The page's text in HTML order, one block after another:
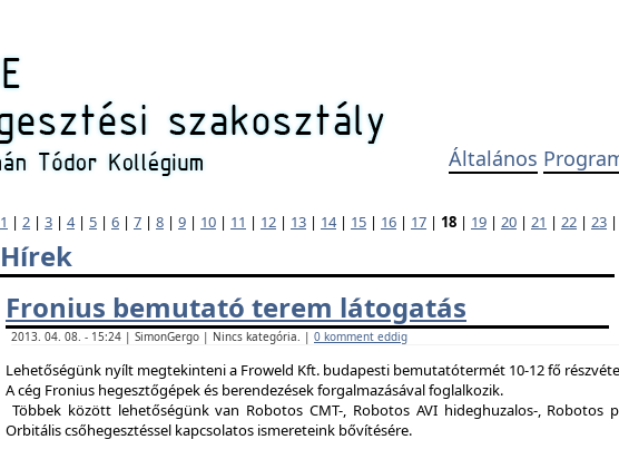
Általános
1 | 2 | 3 | 4| 5 | 6 | 7 | 8 | 9 | 10 | 11 | 12 | 13 | 14| 15 | 16 | 17 | 18 | 19 | 20 | 21 | 22 | 23 |
Hírek
Fronius bemutató terem látogatás
2013. 04. 08. - 15:24 | SimonGergo | Nincs kategória. | 0 komment eddig
Lehetőségünk nyílt megtekinteni a Froweld Kft. budapesti bemutatótermét 10-12 fő
A cég Fronius hegesztőgépek és berendezések forgalmazásával foglalkozik.
Többek között lehetőségünk van Robotos CMT-, Robotos AVI hideghuzalos-, Robotos
Orbitális csőhegesztéssel kapcsolatos ismereteink bővítésére.